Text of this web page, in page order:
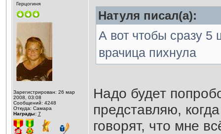
Герцогиня
Зарегистрирован: 26 мар
2008, 03:08
Сообщений: 4248
Откуда: Самара
Награды: 7
Натуля писал(а):
А вот чтобы сразу 5
врачица пихнула
Надо будет
представляю,
говорят, что мне